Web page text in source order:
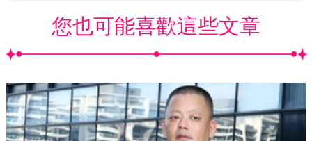
您也可能喜歡這些文章